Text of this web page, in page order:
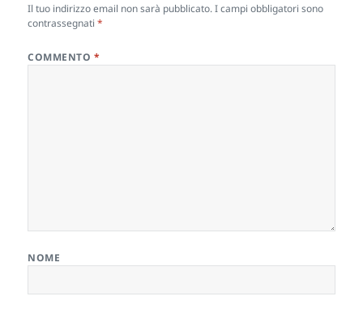
Il tuo indirizzo email non sarà pubblicato. I campi obbligatori sono
contrassegnati*
COMMENTO *
NOME